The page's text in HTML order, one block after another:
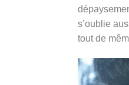
s’oublie
tout de